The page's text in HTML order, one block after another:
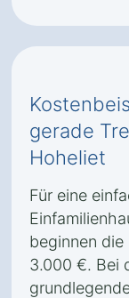
gerade
Hoheliet
Für eine
beginnen
3.000 €. Bei